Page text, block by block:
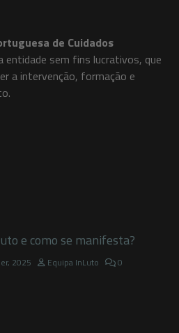
de Cuidados
entidade sem fins lucrativos, que
a intervenção, formação e
e como se manifesta?
2025 Equipa InLuto 0